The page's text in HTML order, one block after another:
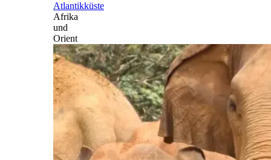
Atlantikküste
Afrika
und
Orient